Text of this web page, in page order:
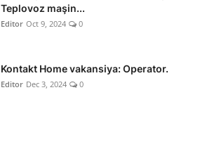
Teplovoz maşin...
Editor Oct 9, 2024 0
Kontakt Home vakansiya: Operator.
Editor Dec 3, 2024 0